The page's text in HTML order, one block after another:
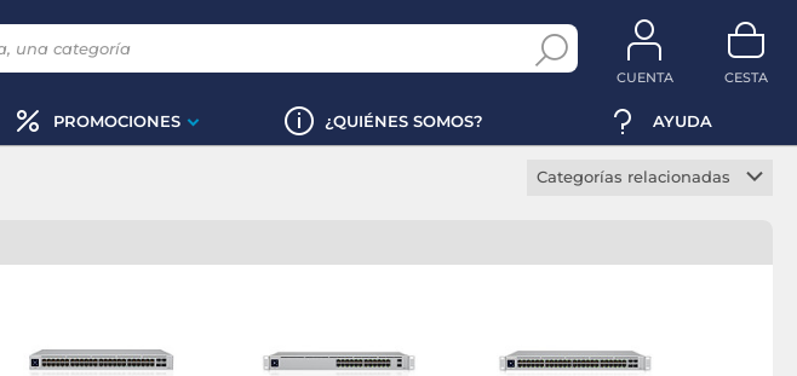
CUENTA CESTA
PROMOCIONES ¿QUIÉNES SOMOS? AYUDA
Categorías relacionadas
Switch SNMP